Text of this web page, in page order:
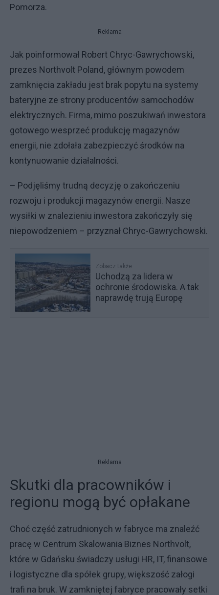
Pomorza.
Reklama
Jak poinformował Robert Chryc-Gawrychowski,
prezes Northvolt Poland, głównym powodem
zamknięcia zakładu jest brak popytu na systemy
bateryjne ze strony producentów samochodów
elektrycznych. Firma, mimo poszukiwań inwestora
gotowego wesprzeć produkcję magazynów
energii, nie zdołała zabezpieczyć środków na
kontynuowanie działalności.
– Podjęliśmy trudną decyzję o zakończeniu
rozwoju i produkcji magazynów energii. Nasze
wysiłki w znalezieniu inwestora zakończyły się
niepowodzeniem – przyznał Chryc-Gawrychowski.
Zobacz także
Uchodzą za lidera w
ochronie środowiska. A tak
naprawdę trują Europę
Reklama
Skutki dla pracowników i
regionu mogą być opłakane
Choć część zatrudnionych w fabryce ma znaleźć
pracę w Centrum Skalowania Biznes Northvolt,
które w Gdańsku świadczy usługi HR, IT, finansowe
i logistyczne dla spółek grupy, większość załogi
trafi na bruk. W zamkniętej fabryce pracowały setki